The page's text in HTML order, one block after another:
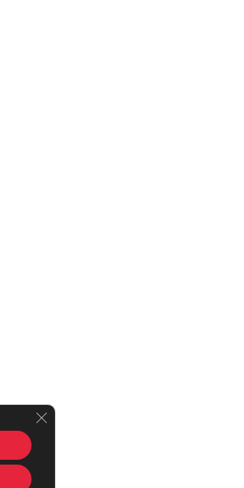
Close GDPR Cookie Banner